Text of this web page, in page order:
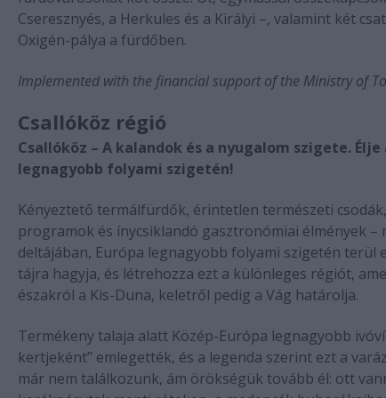
Cseresznyés, a Herkules és a Királyi –, valamint két
Oxigén-pálya a fürdőben.
Implemented with the financial support of the Ministry of
Csallóköz régió
Csallóköz – A kalandok és a nyugalom szigete.
legnagyobb folyami szigetén!
Kényeztető termálfürdők, érintetlen természeti
programok és ínycsiklandó gasztronómiai élmények –
deltájában, Európa legnagyobb folyami szigetén terül
tájra hagyja, és létrehozza ezt a különleges régiót,
északról a Kis-Duna, keletről pedig a Vág határolja.
Termékeny talaja alatt Közép-Európa legnagyobb
kertjeként” emlegették, és a legenda szerint ezt a
már nem találkozunk, ám örökségük tovább él: ott